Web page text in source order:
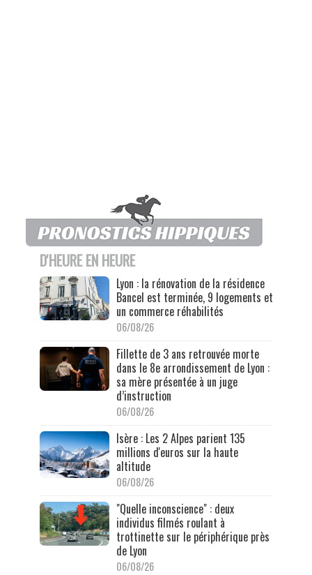
D'HEURE EN HEURE
Lyon : la rénovation de la résidence
Bancel est terminée, 9 logements et
un commerce réhabilités
06/08/26
Fillette de 3 ans retrouvée morte
dans le 8e arrondissement de Lyon :
sa mère présentée à un juge
d’instruction
06/08/26
Isère : Les 2 Alpes parient 135
millions d'euros sur la haute
altitude
06/08/26
"Quelle inconscience" : deux
individus filmés roulant à
trottinette sur le périphérique près
de Lyon
06/08/26